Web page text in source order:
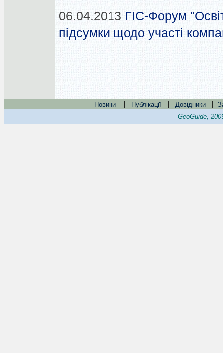
06.04.2013 ГІС-Форум
підсумки щодо участі
Новини | Публікації | Довідники |
GeoGuide,